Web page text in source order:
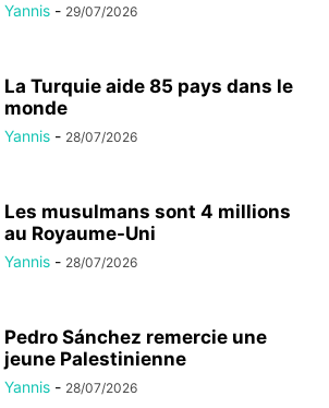
Yannis - 29/07/2026
La Turquie aide 85 pays dans le
monde
Yannis - 28/07/2026
Les musulmans sont 4 millions
au Royaume-Uni
Yannis - 28/07/2026
Pedro Sánchez remercie une
jeune Palestinienne
Yannis - 28/07/2026